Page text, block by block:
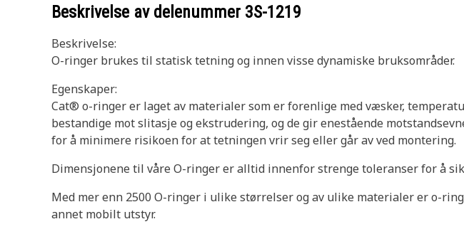
Beskrivelse av delenummer 3S-1219
Beskrivelse:
O-ringer brukes til statisk tetning og innen visse dynamiske bruksområder.
Egenskaper:
Cat® o-ringer er laget av materialer som er forenlige med væsker,
bestandige mot slitasje og ekstrudering, og de gir enestående
for å minimere risikoen for at tetningen vrir seg eller går av ved montering.
Dimensjonene til våre O-ringer er alltid innenfor strenge toleranser for å
Med mer enn 2500 O-ringer i ulike størrelser og av ulike materialer er o-
annet mobilt utstyr.